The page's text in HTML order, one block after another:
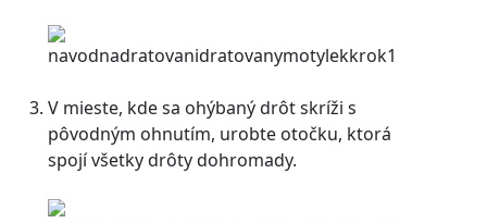
V mieste, kde sa ohýbaný drôt skríži s
pôvodným ohnutím, urobte otočku, ktorá
spojí všetky drôty dohromady.